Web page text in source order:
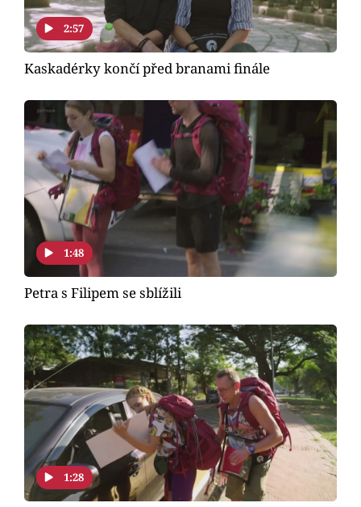
2:57
Kaskadérky končí před branami finále
1:48
Petra s Filipem se sblížili
1:28